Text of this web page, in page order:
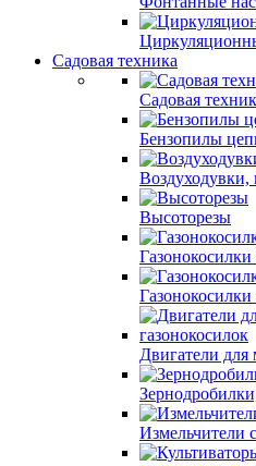
Садовая техника
Садовая
Бензопилы
Высоторезы
Газонокосилки
Двигатели для
Измельчители